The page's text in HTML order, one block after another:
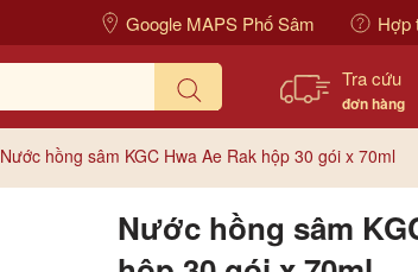
Google MAPS Phố Sâm Hợp
Tra cứu
đơn hàng
Nước hồng sâm KGC Hwa Ae Rak hộp 30 gói x 70ml
Nước hồng sâm